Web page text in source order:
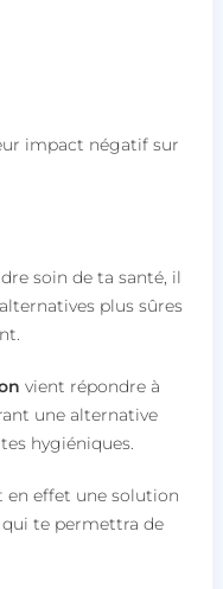
impact négatif sur
soin de ta santé, il
plus sûres
vient répondre à
une alternative
hygiéniques.
en effet une solution
te permettra de